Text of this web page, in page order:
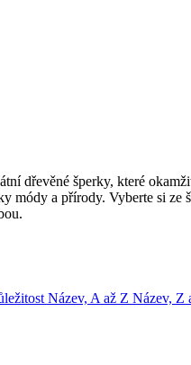
dřevěné šperky, které
módy a přírody. Vyberte si
Název, A až Z Název, Z